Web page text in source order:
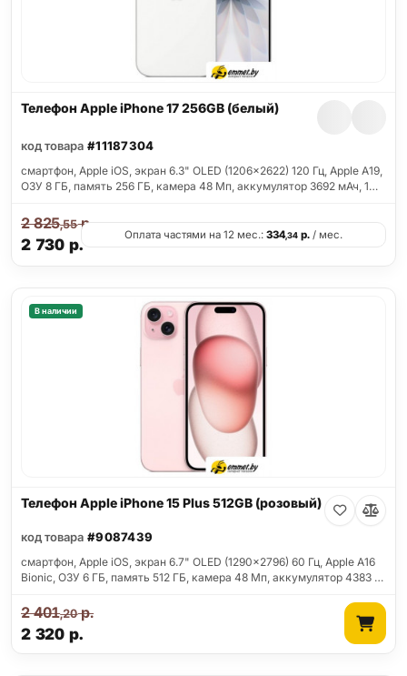
Телефон Apple iPhone 17 256GB (белый)
код товара #11187304
смартфон, Apple iOS, экран 6.3" OLED (1206x2622) 120 Гц, Apple A19,
ОЗУ 8 ГБ, память 256 ГБ, камера 48 Мп, аккумулятор 3692 мАч, 1…
2 730 р.
2 825,55р.
Оплата частями на 12 мес.: 334,34 р. / мес.
В наличии
Телефон Apple iPhone 15 Plus 512GB (розовый)
код товара #9087439
смартфон, Apple iOS, экран 6.7" OLED (1290x2796) 60 Гц, Apple A16
Bionic, ОЗУ 6 ГБ, память 512 ГБ, камера 48 Мп, аккумулятор 4383 …
2 320 р.
2 401,20р.